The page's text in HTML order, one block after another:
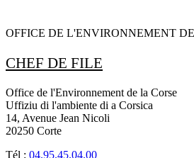
OFFICE DE L'ENVIRONNEMENT
CHEF DE FILE
Office de l'Environnement de la Corse
Uffiziu di l'ambiente di a Corsica
14, Avenue Jean Nicoli
20250 Corte
Tél : 04.95.45.04.00